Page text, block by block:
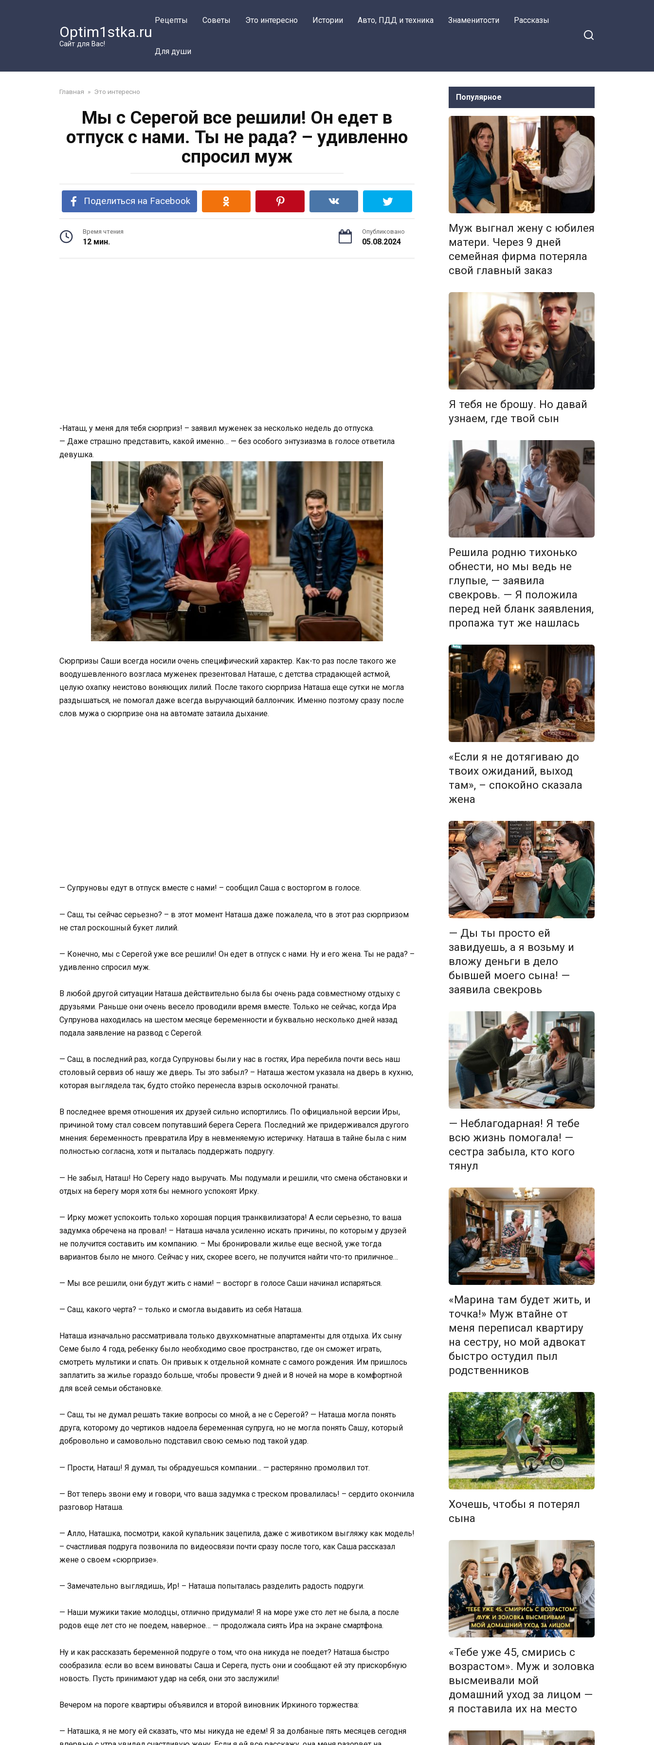
Optim1stka.ru
Сайт для Вас!
Рецепты Советы Это интересно Истории Авто, ПДД и техника Знаменитости Рассказы
Для души
Главная » Это интересно
Мы с Серегой все решили! Он едет в
отпуск с нами. Ты не рада? – удивленно
спросил муж
Поделиться на Facebook
Время чтения
12 мин.
Опубликовано
05.08.2024
-Наташ, у меня для тебя сюрприз! – заявил муженек за несколько недель до отпуска.
— Даже страшно представить, какой именно… — без особого энтузиазма в голосе ответила
девушка.
Сюрпризы Саши всегда носили очень специфический характер. Как-то раз после такого же
воодушевленного возгласа муженек презентовал Наташе, с детства страдающей астмой,
целую охапку неистово воняющих лилий. После такого сюрприза Наташа еще сутки не могла
раздышаться, не помогал даже всегда выручающий баллончик. Именно поэтому сразу после
слов мужа о сюрпризе она на автомате затаила дыхание.
— Супруновы едут в отпуск вместе с нами! – сообщил Саша с восторгом в голосе.
— Саш, ты сейчас серьезно? – в этот момент Наташа даже пожалела, что в этот раз сюрпризом
не стал роскошный букет лилий.
— Конечно, мы с Серегой уже все решили! Он едет в отпуск с нами. Ну и его жена. Ты не рада? –
удивленно спросил муж.
В любой другой ситуации Наташа действительно была бы очень рада совместному отдыху с
друзьями. Раньше они очень весело проводили время вместе. Только не сейчас, когда Ира
Супрунова находилась на шестом месяце беременности и буквально несколько дней назад
подала заявление на развод с Серегой.
— Саш, в последний раз, когда Супруновы были у нас в гостях, Ира перебила почти весь наш
столовый сервиз об нашу же дверь. Ты это забыл? – Наташа жестом указала на дверь в кухню,
которая выглядела так, будто стойко перенесла взрыв осколочной гранаты.
В последнее время отношения их друзей сильно испортились. По официальной версии Иры,
причиной тому стал совсем попутавший берега Серега. Последний же придерживался другого
мнения: беременность превратила Иру в невменяемую истеричку. Наташа в тайне была с ним
полностью согласна, хотя и пыталась поддержать подругу.
— Не забыл, Наташ! Но Серегу надо выручать. Мы подумали и решили, что смена обстановки и
отдых на берегу моря хотя бы немного успокоят Ирку.
— Ирку может успокоить только хорошая порция транквилизатора! А если серьезно, то ваша
задумка обречена на провал! – Наташа начала усиленно искать причины, по которым у друзей
не получится составить им компанию. – Мы бронировали жилье еще весной, уже тогда
вариантов было не много. Сейчас у них, скорее всего, не получится найти что-то приличное…
— Мы все решили, они будут жить с нами! – восторг в голосе Саши начинал испаряться.
— Саш, какого черта? – только и смогла выдавить из себя Наташа.
Наташа изначально рассматривала только двухкомнатные апартаменты для отдыха. Их сыну
Семе было 4 года, ребенку было необходимо свое пространство, где он сможет играть,
смотреть мультики и спать. Он привык к отдельной комнате с самого рождения. Им пришлось
заплатить за жилье гораздо больше, чтобы провести 9 дней и 8 ночей на море в комфортной
для всей семьи обстановке.
— Саш, ты не думал решать такие вопросы со мной, а не с Серегой? — Наташа могла понять
друга, которому до чертиков надоела беременная супруга, но не могла понять Сашу, который
добровольно и самовольно подставил свою семью под такой удар.
— Прости, Наташ! Я думал, ты обрадуешься компании… — растерянно промолвил тот.
— Вот теперь звони ему и говори, что ваша задумка с треском провалилась! – сердито окончила
разговор Наташа.
— Алло, Наташка, посмотри, какой купальник зацепила, даже с животиком выгляжу как модель!
– счастливая подруга позвонила по видеосвязи почти сразу после того, как Саша рассказал
жене о своем «сюрпризе».
— Замечательно выглядишь, Ир! – Наташа попыталась разделить радость подруги.
— Наши мужики такие молодцы, отлично придумали! Я на море уже сто лет не была, а после
родов еще лет сто не поедем, наверное… — продолжала сиять Ира на экране смартфона.
Ну и как рассказать беременной подруге о том, что она никуда не поедет? Наташа быстро
сообразила: если во всем виноваты Саша и Серега, пусть они и сообщают ей эту прискорбную
новость. Пусть принимают удар на себя, они это заслужили!
Вечером на пороге квартиры объявился и второй виновник Иркиного торжества:
— Наташка, я не могу ей сказать, что мы никуда не едем! Я за долбаные пять месяцев сегодня
Популярное
Муж выгнал жену с юбилея
матери. Через 9 дней
семейная фирма потеряла
свой главный заказ
Я тебя не брошу. Но давай
узнаем, где твой сын
Решила родню тихонько
обнести, но мы ведь не
глупые, — заявила
свекровь. — Я положила
перед ней бланк заявления,
пропажа тут же нашлась
«Если я не дотягиваю до
твоих ожиданий, выход
там», – спокойно сказала
жена
— Ды ты просто ей
завидуешь, а я возьму и
вложу деньги в дело
бывшей моего сына! —
заявила свекровь
— Неблагодарная! Я тебе
всю жизнь помогала! —
сестра забыла, кто кого
тянул
«Марина там будет жить, и
точка!» Муж втайне от
меня переписал квартиру
на сестру, но мой адвокат
быстро остудил пыл
родственников
Хочешь, чтобы я потерял
сына
«Тебе уже 45, смирись с
возрастом». Муж и золовка
высмеивали мой
домашний уход за лицом —
я поставила их на место